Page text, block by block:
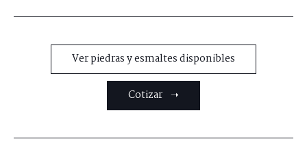
Ver piedras y esmaltes disponibles
Cotizar ➝